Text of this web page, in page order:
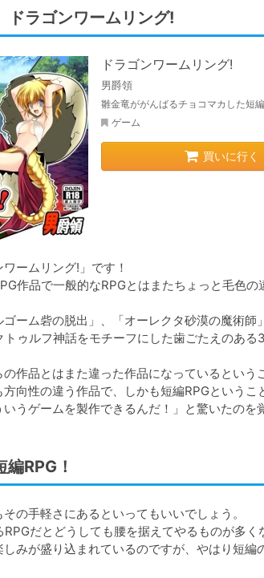
ドラゴンワームリング!
ドラゴンワームリング!
男爵領
雛金竜ががんばるチョコマカした短編
ゲーム
買いに行く
ームリング!」です！
作品で一般的なRPGとはまたちょっと毛色
ゴーム砦の脱出」、「オーレクタ砂漠の魔術
トゥルフ神話をモチーフにした歯ごたえのあ
作品とはまた違った作品になっているという
向性の違う作品で、しかも短編RPGというこ
うゲームを製作できるんだ！」と驚いたのを
RPG！
の手軽さにあるといってもいいでしょう。
RPGだとどうしても腰を据えてやるものが多く
みが盛り込まれているのですが、やはり短